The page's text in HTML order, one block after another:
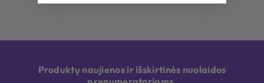
Produktų naujienos ir išskirtinės nuolaidos